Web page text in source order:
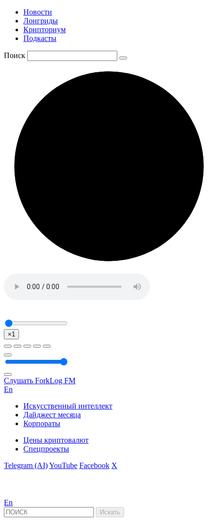
Новости
Лонгриды
Крипториум
Подкасты
Поиск
×1
Слушать ForkLog FM
En
Искусственный интеллект
Дайджест месяца
Корпораты
Цены криптовалют
Спецпроекты
Telegram (AI)YouTube Facebook X
En